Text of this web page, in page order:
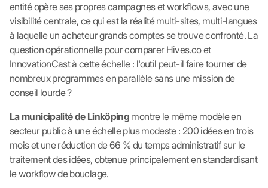
entité opère ses propres campagnes et workflows, avec une
visibilité centrale, ce qui est la réalité multi-sites, multi-langues
à laquelle un acheteur grands comptes se trouve confronté. La
question opérationnelle pour comparer Hives.co et
InnovationCast à cette échelle : l'outil peut-il faire tourner de
nombreux programmes en parallèle sans une mission de
conseil lourde ?
La municipalité de Linköping montre le même modèle en
secteur public à une échelle plus modeste : 200 idées en trois
mois et une réduction de 66 % du temps administratif sur le
traitement des idées, obtenue principalement en standardisant
le workflow de bouclage.